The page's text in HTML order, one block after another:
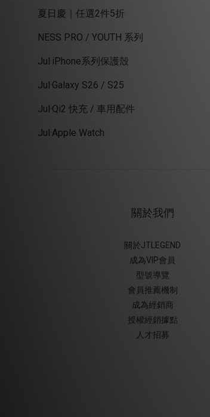
夏日慶｜任選2件5折
NESS PRO / YOUTH 系列
Jul·iPhone系列保護殼
Jul·Galaxy S26 / S25
Jul·Qi2 快充 / 車用配件
Jul·Apple Watch
關於我們
關於JTLEGEND
成為VIP會員
型號導覽
會員推薦機制
成為經銷商
授權經銷據點
人才招募